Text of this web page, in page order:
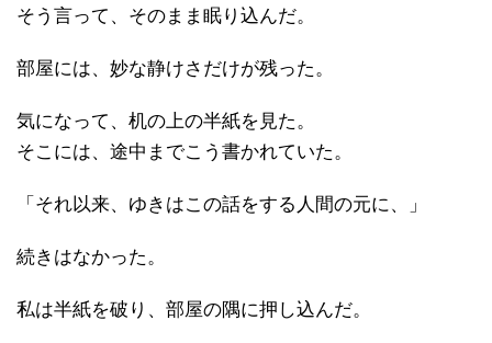
そう言って、そのまま眠り込んだ。
部屋には、妙な静けさだけが残った。
気になって、机の上の半紙を見た。
そこには、途中までこう書かれていた。
「それ以来、ゆきはこの話をする人間の元に、」
続きはなかった。
私は半紙を破り、部屋の隅に押し込んだ。